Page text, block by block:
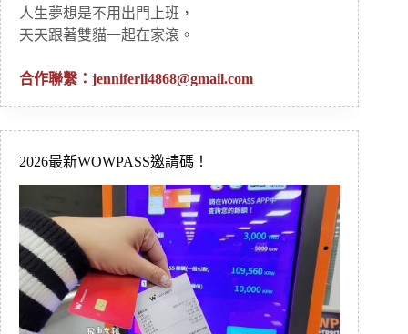
人生夢想是不用出門上班，
天天跟著雙貓一起在家滾。
合作聯繫： jenniferli4868@gmail.com
2026最新WOWPASS邀請碼！